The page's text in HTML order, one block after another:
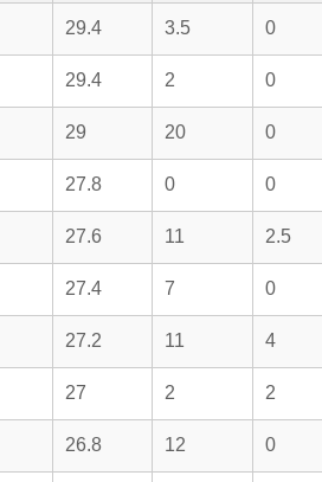
29.4 3.5 0
29.4 2 0
29 20 0
27.8 0 0
27.6 11 2.5
27.4 7 0
27.2 11 4
27 2 2
26.8 12 0